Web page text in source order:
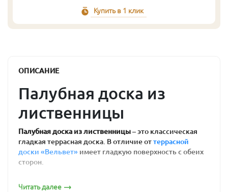
Купить в 1 клик
ОПИСАНИЕ
Палубная доска из
лиственницы
Палубная доска из лиственницы– это классическая
гладкая террасная доска. В отличие оттеррасной
доски «Вельвет» имеет гладкую поверхность с обеих
сторон.
Область применения
Читать далее